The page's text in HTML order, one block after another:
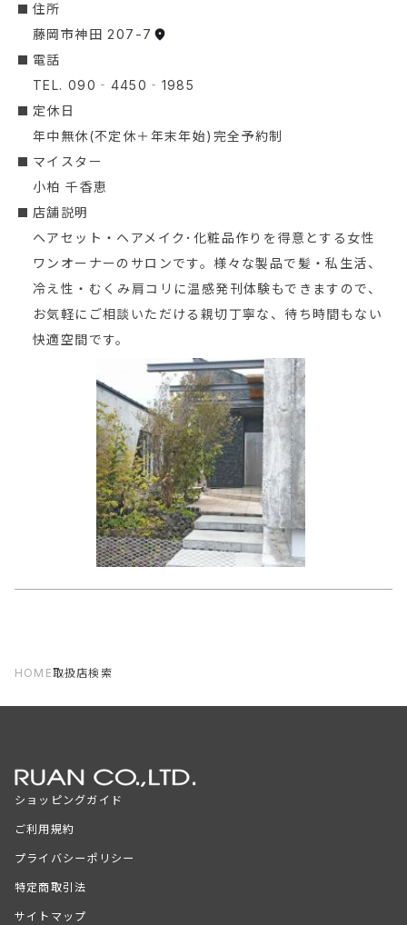
︎住所
藤岡市神田 207-7
︎電話
TEL. 090‐4450‐1985
定休日
年中無休(不定休＋年末年始)完全予約制
マイスター
小柏 千香恵
店舗説明
ヘアセット・ヘアメイク･化粧品作りを得意とする女性
ワンオーナーのサロンです。様々な製品で髪・私生活、
冷え性・むくみ肩コリに温感発刊体験もできますので、
お気軽にご相談いただける親切丁寧な、待ち時間もない
快適空間です。
HOME取扱店検索
ショッピングガイド
ご利用規約
プライバシーポリシー
特定商取引法
サイトマップ